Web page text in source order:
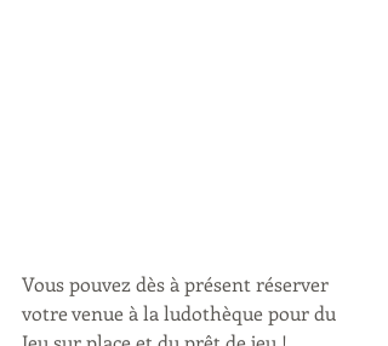
Vous pouvez dès à présent réserver
votre venue à la ludothèque pour du